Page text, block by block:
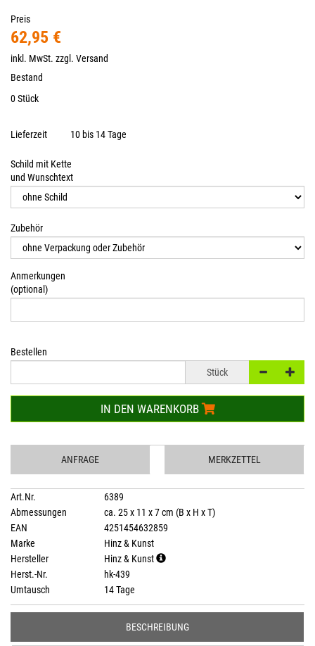
Preis
62,95 €
inkl. MwSt. zzgl. Versand
Bestand
0 Stück
Lieferzeit 10 bis 14 Tage
Schild mit Kette
und Wunschtext
Zubehör
Anmerkungen
(optional)
Bestellen
Stück
IN DEN WARENKORB
ANFRAGE MERKZETTEL
Art.Nr.
6389
Abmessungen
ca. 25 x 11 x 7 cm (B x H x T)
EAN
4251454632859
Marke
Hinz & Kunst
Hersteller
Hinz & Kunst
Herst.-Nr.
hk-439
Umtausch
14 Tage
BESCHREIBUNG